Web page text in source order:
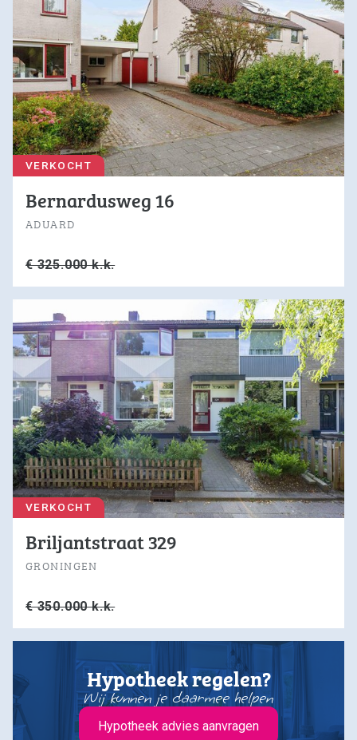
info@dijkstramakelaardij.nl
KvK nr. 02027756 / 02062641
BTW nr. NL825607115B01
VERKOCHT
Bernardusweg 16
ADUARD
€ 325.000 k.k.
VERKOCHT
Briljantstraat 329
GRONINGEN
€ 350.000 k.k.
Hypotheek regelen?
Wij kunnen je daarmee helpen
Hypotheek advies aanvragen